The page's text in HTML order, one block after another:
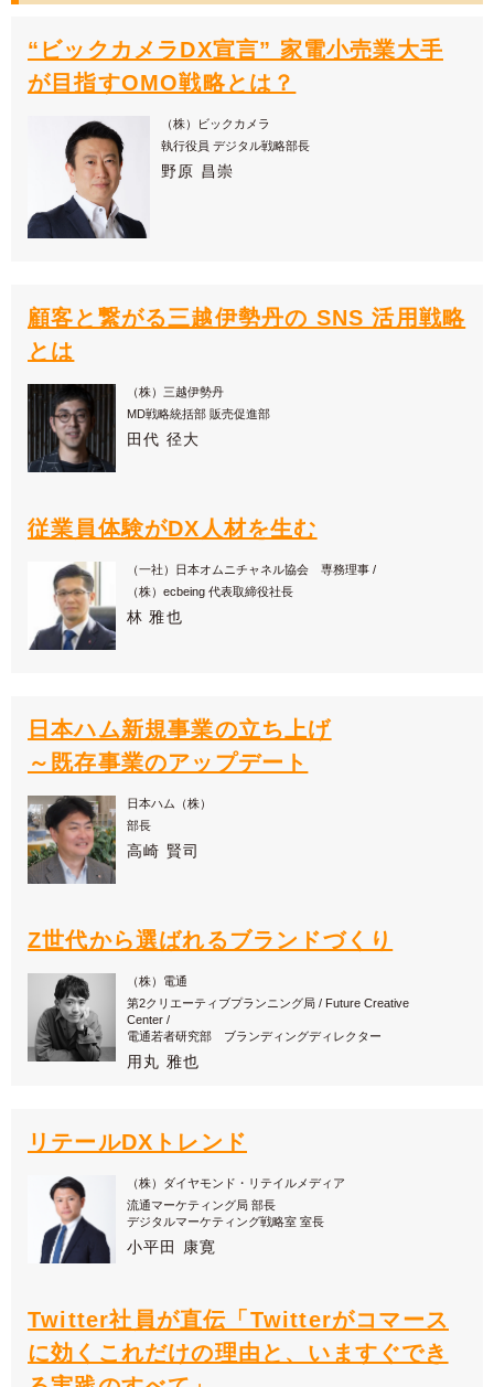
“ビックカメラDX宣言” 家電小売業大手
が目指すOMO戦略とは？
（株）ビックカメラ
執行役員 デジタル戦略部長
野原 昌崇
顧客と繋がる三越伊勢丹の SNS 活用戦略
とは
（株）三越伊勢丹
MD戦略統括部 販売促進部
田代 径大
従業員体験がDX人材を生む
（一社）日本オムニチャネル協会 専務理事 /
（株）ecbeing 代表取締役社長
林 雅也
日本ハム新規事業の立ち上げ
～既存事業のアップデート
日本ハム（株）
部長
高崎 賢司
Z世代から選ばれるブランドづくり
（株）電通
第2クリエーティブプランニング局 / Future Creative
Center /
電通若者研究部 ブランディングディレクター
用丸 雅也
リテールDXトレンド
（株）ダイヤモンド・リテイルメディア
流通マーケティング局 部長
デジタルマーケティング戦略室 室長
小平田 康寛
Twitter社員が直伝「Twitterがコマース
に効くこれだけの理由と、いますぐでき